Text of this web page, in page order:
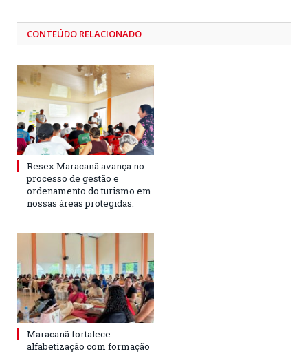
CONTEÚDO RELACIONADO
Resex Maracanã avança no
processo de gestão e
ordenamento do turismo em
nossas áreas protegidas.
Maracanã fortalece
alfabetização com formação